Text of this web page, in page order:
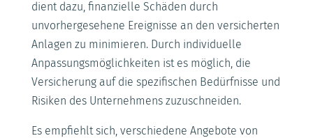
dient dazu, finanzielle Schäden durch
unvorhergesehene Ereignisse an den versicherten
Anlagen zu minimieren. Durch individuelle
Anpassungsmöglichkeiten ist es möglich, die
Versicherung auf die spezifischen Bedürfnisse und
Risiken des Unternehmens zuzuschneiden.
Es empfiehlt sich, verschiedene Angebote von